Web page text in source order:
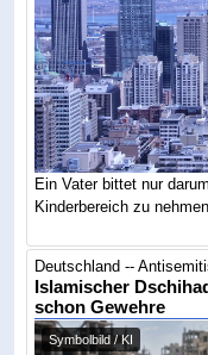
Ein Vater bittet nur
Kinderbereich zu
Deutschland --
Islamischer
schon Gewehre
Symbolbild / KI